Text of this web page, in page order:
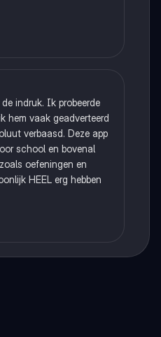
indruk. Ik probeerde
hem vaak geadverteerd
verbaasd. Deze app
school en bovenal
oefeningen en
HEEL erg hebben